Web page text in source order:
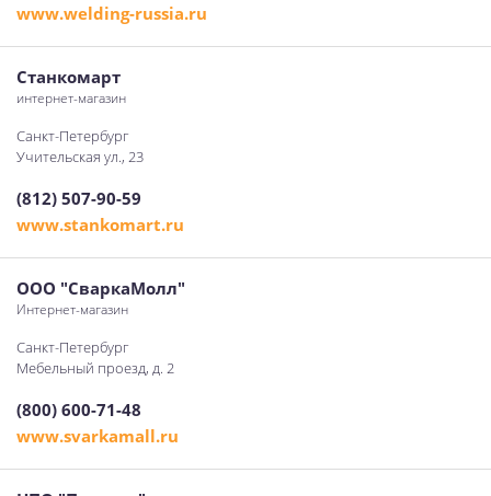
www.welding-russia.ru
Станкомарт
интернет-магазин
Санкт-Петербург
Учительская ул., 23
(812) 507-90-59
www.stankomart.ru
ООО "СваркаМолл"
Интернет-магазин
Санкт-Петербург
Мебельный проезд, д. 2
(800) 600-71-48
www.svarkamall.ru